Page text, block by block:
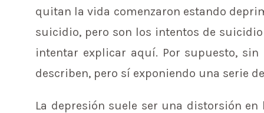
quitan la vida comenzaron estando
suicidio, pero son los intentos de
intentar explicar aquí. Por supuesto,
describen, pero sí exponiendo una serie
La depresión suele ser una distorsión